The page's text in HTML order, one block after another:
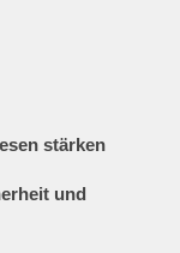
stärken
und